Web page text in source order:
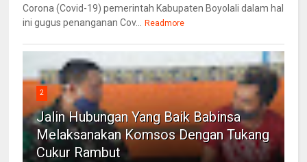
Corona (Covid-19) pemerintah Kabupaten Boyolali dalam hal
ini gugus penanganan Cov... Readmore
2
Jalin Hubungan Yang Baik Babinsa
Melaksanakan Komsos Dengan Tukang
Cukur Rambut